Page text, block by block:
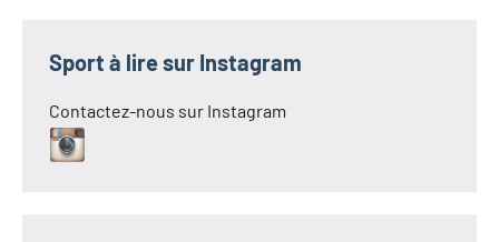
Sport à lire sur Instagram
Contactez-nous sur Instagram